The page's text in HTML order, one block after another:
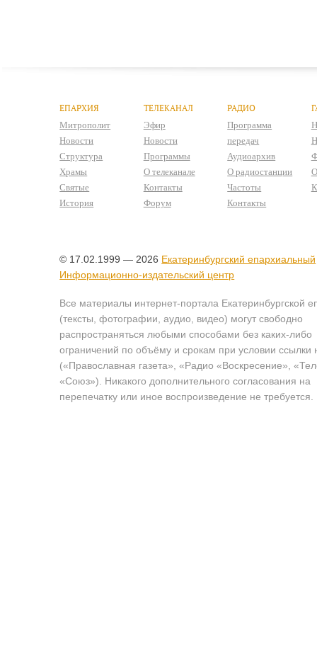
ЕПАРХИЯ
Митрополит
Новости
Структура
Храмы
Святые
История
ТЕЛЕКАНАЛ
Эфир
Новости
Программы
О телеканале
Контакты
Форум
РАДИО
Программа
передач
Аудиоархив
О радиостанции
Частоты
Контакты
© 17.02.1999 — 2026 Екатеринбургский епархиальный
Информационно-издательский центр
Все материалы интернет-портала Екатеринбургской
(тексты, фотографии, аудио, видео) могут свободно
распространяться любыми способами без каких-либо
ограничений по объёму и срокам при условии ссылки
(«Православная газета», «Радио «Воскресение»,
«Союз»). Никакого дополнительного согласования на
перепечатку или иное воспроизведение не требуется.